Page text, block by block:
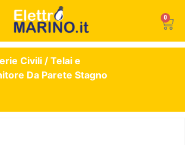
0
Civili/ Telai e
Da Parete Stagno